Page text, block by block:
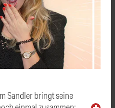
Sandler bringt seine